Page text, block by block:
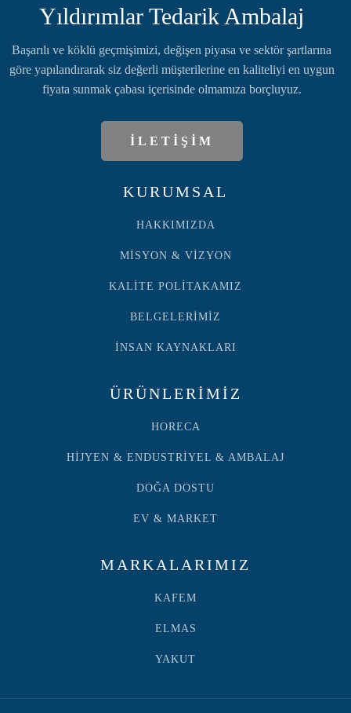
Yıldırımlar Tedarik Ambalaj
Başarılı ve köklü geçmişimizi, değişen piyasa ve sektör şartlarına
göre yapılandırarak siz değerli müşterilerine en kaliteliyi en uygun
fiyata sunmak çabası içerisinde olmamıza borçluyuz.
İLETİŞİM
KURUMSAL
HAKKIMIZDA
MİSYON & VİZYON
KALİTE POLİTAKAMIZ
BELGELERİMİZ
İNSAN KAYNAKLARI
ÜRÜNLERİMİZ
HORECA
HİJYEN & ENDUSTRİYEL & AMBALAJ
DOĞA DOSTU
EV & MARKET
MARKALARIMIZ
KAFEM
ELMAS
YAKUT